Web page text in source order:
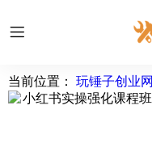
当前位置： 玩锤子创业网